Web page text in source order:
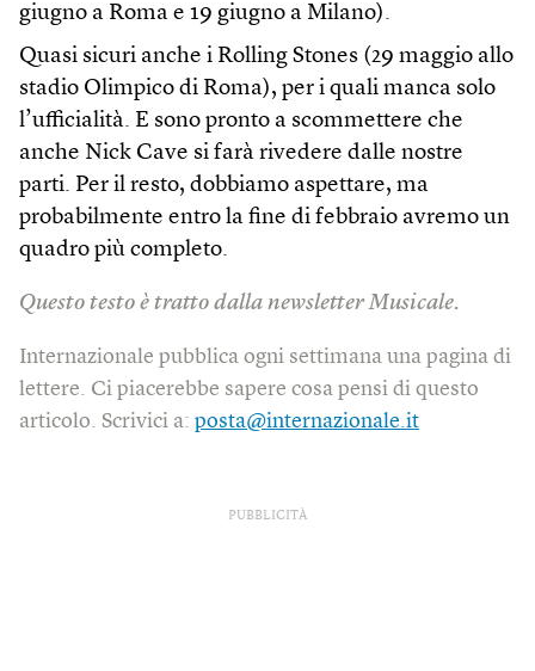
giugno a Roma e 19 giugno a Milano).
Quasi sicuri anche i Rolling Stones (29 maggio allo
stadio Olimpico di Roma), per i quali manca solo
l’ufficialità. E sono pronto a scommettere che
anche Nick Cave si farà rivedere dalle nostre
parti. Per il resto, dobbiamo aspettare, ma
probabilmente entro la fine di febbraio avremo un
quadro più completo.
Questo testo è tratto dalla newsletter Musicale.
Internazionale pubblica ogni settimana una pagina di
lettere. Ci piacerebbe sapere cosa pensi di questo
articolo. Scrivici a: posta@internazionale.it
PUBBLICITÀ